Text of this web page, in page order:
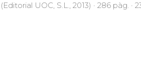
(Editorial UOC, S.L., 2013) · 286 pàg. ·